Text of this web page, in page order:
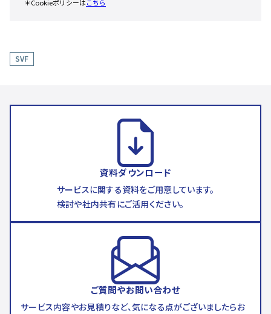
SVF
資料ダウンロード
サービスに関する資料をご用意しています。
検討や社内共有にご活用ください。
ご質問やお問い合わせ
サービス内容やお見積りなど、気になる点がございましたらお